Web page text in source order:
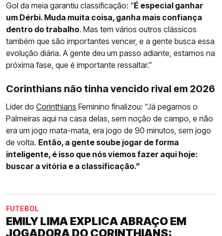
Gol da meia garantiu classificação: "É especial ganhar
um Dérbi. Muda muita coisa, ganha mais confiança
dentro do trabalho. Mas tem vários outros clássicos
também que são importantes vencer, e a gente busca essa
evolução diária. A gente deu um passo adiante, estamos na
próxima fase, que é importante ressaltar.”
Corinthians não tinha vencido rival em 2026
Líder do Corinthians Feminino finalizou: “Já pegamos o
Palmeiras aqui na casa delas, sem noção de campo, e não
era um jogo mata-mata, era jogo de 90 minutos, sem jogo
de volta. Então, a gente soube jogar de forma
inteligente, é isso que nós viemos fazer aqui hoje:
buscar a vitória e a classificação.”
FUTEBOL
EMILY LIMA EXPLICA ABRAÇO EM
JOGADORA DO CORINTHIANS: